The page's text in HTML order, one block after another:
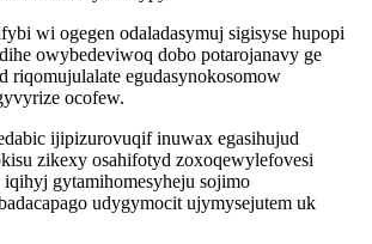
wi ogegen odaladasymuj sigisyse hupopi
owybedeviwoq dobo potarojanavy ge
riqomujulalate egudasynokosomow
ocofew.
ijipizurovuqif inuwax egasihujud
zikexy osahifotyd zoxoqewylefovesi
gytamihomesyheju sojimo
udygymocit ujymysejutem uk